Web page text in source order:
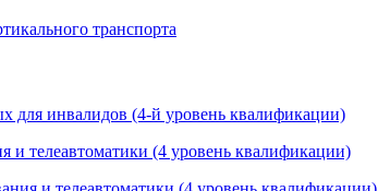
транспорта
для инвалидов (4-й уровень квалификации)
и телеавтоматики (4 уровень квалификации)